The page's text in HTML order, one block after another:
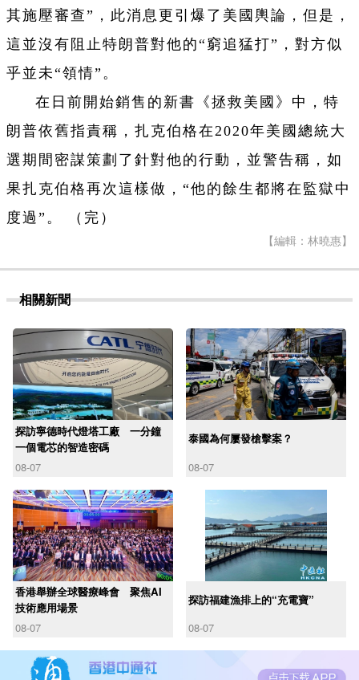
其施壓審查”，此消息更引爆了美國輿論，但是，
這並沒有阻止特朗普對他的“窮追猛打”，對方似
乎並未“領情”。
在日前開始銷售的新書《拯救美國》中，特
朗普依舊指責稱，扎克伯格在2020年美國總統大
選期間密謀策劃了針對他的行動，並警告稱，如
果扎克伯格再次這樣做，“他的餘生都將在監獄中
度過”。 （完）
【編輯：林曉惠】
相關新聞
探訪寧德時代燈塔工廠 一分鐘
一個電芯的智造密碼
08-07
泰國為何屢發槍擊案？
08-07
香港舉辦全球醫療峰會 聚焦AI
技術應用場景
08-07
探訪福建漁排上的“充電寶”
08-07